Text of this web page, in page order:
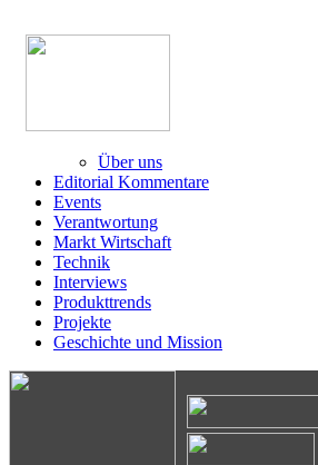
Über uns
Editorial Kommentare
Events
Verantwortung
Markt Wirtschaft
Technik
Interviews
Produkttrends
Projekte
Geschichte und Mission